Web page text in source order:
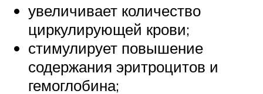
увеличивает количество
циркулирующей крови;
стимулирует повышение
содержания эритроцитов и
гемоглобина;